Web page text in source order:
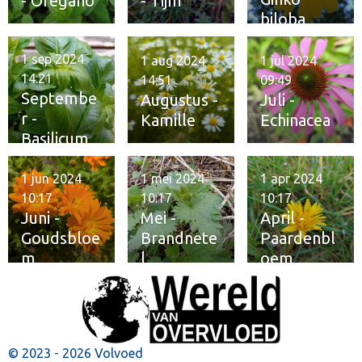
biloba
Septembe
r -
Basilicum
1 sep 2024
14:21
Augustus -
Kamille
1 aug 2024
14:51
Juli -
Echinacea
1 jul 2024
09:49
Juni -
Goudsbloe
m
1 jun 2024
10:17
Mei -
Brandnete
l
1 mei 2024
10:17
April -
Paardenbl
oem
1 apr 2024
10:17
© 2023 - 2026 Volvoed